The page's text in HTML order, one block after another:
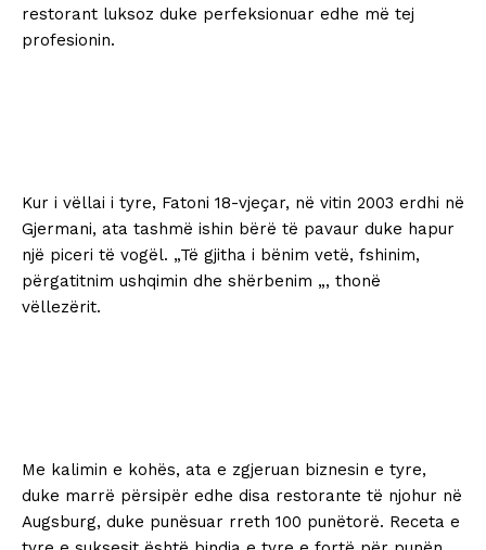
restorant luksoz duke perfeksionuar edhe më tej
profesionin.
Kur i vëllai i tyre, Fatoni 18-vjeçar, në vitin 2003 erdhi në
Gjermani, ata tashmë ishin bërë të pavaur duke hapur
një piceri të vogël. „Të gjitha i bënim vetë, fshinim,
përgatitnim ushqimin dhe shërbenim „, thonë
vëllezërit.
Me kalimin e kohës, ata e zgjeruan biznesin e tyre,
duke marrë përsipër edhe disa restorante të njohur në
Augsburg, duke punësuar rreth 100 punëtorë. Receta e